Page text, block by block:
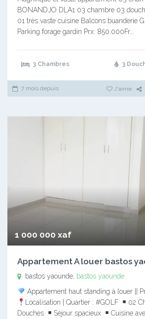
BONANDJO DLA1 03 chambre 03
01 très vaste cuisine Balcons buanderie
Parking forage gardin Prx: 850.000Fr…
3 Chambres 3
7 mois depuis J'aime
1 000 000 xaf
Appartement A louer bastos
bastos yaounde, bastos yaounde
Appartement haut standing à louer ||
Localisation | Quartier : #GOLF
02
Douches
Séjour spacieux
Cuisine